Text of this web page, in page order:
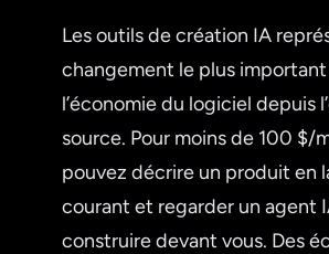
Les outils de création IA
changement le plus
l’économie du logiciel depuis
source. Pour moins de 100 $/
pouvez décrire un produit en
courant et regarder un agent
construire devant vous. Des